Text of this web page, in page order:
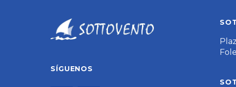
SÍGUENOS